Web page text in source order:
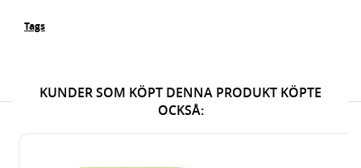
Tags
KUNDER SOM KÖPT DENNA PRODUKT KÖPTE
OCKSÅ: